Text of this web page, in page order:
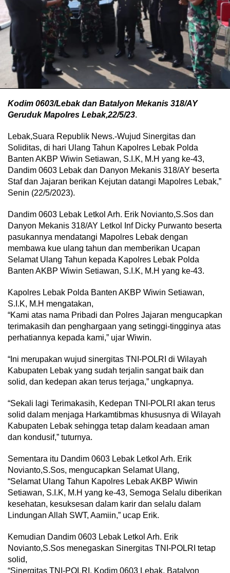
Kodim 0603/Lebak dan Batalyon Mekanis 318/AY
Geruduk Mapolres Lebak,22/5/23.
Lebak,Suara Republik News.-Wujud Sinergitas dan
Soliditas, di hari Ulang Tahun Kapolres Lebak Polda
Banten AKBP Wiwin Setiawan, S.I.K, M.H yang ke-43,
Dandim 0603 Lebak dan Danyon Mekanis 318/AY beserta
Staf dan Jajaran berikan Kejutan datangi Mapolres Lebak,”
Senin (22/5/2023).
Dandim 0603 Lebak Letkol Arh. Erik Novianto,S.Sos dan
Danyon Mekanis 318/AY Letkol Inf Dicky Purwanto beserta
pasukannya mendatangi Mapolres Lebak dengan
membawa kue ulang tahun dan memberikan Ucapan
Selamat Ulang Tahun kepada Kapolres Lebak Polda
Banten AKBP Wiwin Setiawan, S.I.K, M.H yang ke-43.
Kapolres Lebak Polda Banten AKBP Wiwin Setiawan,
S.I.K, M.H mengatakan,
“Kami atas nama Pribadi dan Polres Jajaran mengucapkan
terimakasih dan penghargaan yang setinggi-tingginya atas
perhatiannya kepada kami,” ujar Wiwin.
“Ini merupakan wujud sinergitas TNI-POLRI di Wilayah
Kabupaten Lebak yang sudah terjalin sangat baik dan
solid, dan kedepan akan terus terjaga,” ungkapnya.
“Sekali lagi Terimakasih, Kedepan TNI-POLRI akan terus
solid dalam menjaga Harkamtibmas khususnya di Wilayah
Kabupaten Lebak sehingga tetap dalam keadaan aman
dan kondusif,” tuturnya.
Sementara itu Dandim 0603 Lebak Letkol Arh. Erik
Novianto,S.Sos, mengucapkan Selamat Ulang,
“Selamat Ulang Tahun Kapolres Lebak AKBP Wiwin
Setiawan, S.I.K, M.H yang ke-43, Semoga Selalu diberikan
kesehatan, kesuksesan dalam karir dan selalu dalam
Lindungan Allah SWT, Aamiin,” ucap Erik.
Kemudian Dandim 0603 Lebak Letkol Arh. Erik
Novianto,S.Sos menegaskan Sinergitas TNI-POLRI tetap
solid,
“Sinergitas TNI-POLRI, Kodim 0603 Lebak, Batalyon